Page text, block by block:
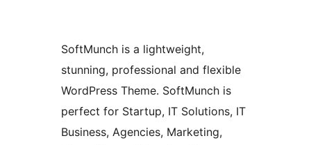
SoftMunch is a lightweight,
stunning, professional and flexible
WordPress Theme. SoftMunch is
perfect for Startup, IT Solutions, IT
Business, Agencies, Marketing,